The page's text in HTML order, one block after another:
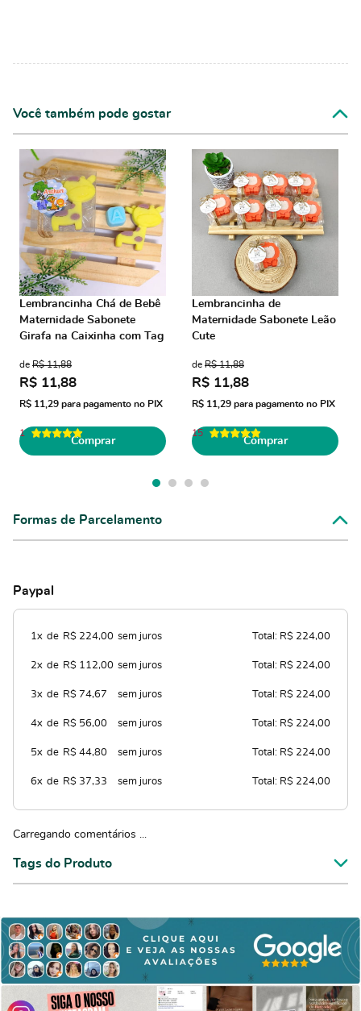
Você também pode gostar
Lembrancinha Chá de Bebê
Maternidade Sabonete
Girafa na Caixinha com Tag
1
de R$ 11,88
R$ 11,88
R$ 11,29 para pagamento no PIX
Comprar
Lembrancinha de
Maternidade Sabonete Leão
Cute
15
de R$ 11,88
R$ 11,88
R$ 11,29 para pagamento no PIX
Comprar
Formas de Parcelamento
Paypal
1x de R$ 224,00 sem juros Total: R$ 224,00
2x de R$ 112,00 sem juros Total: R$ 224,00
3x de R$ 74,67 sem juros Total: R$ 224,00
4x de R$ 56,00 sem juros Total: R$ 224,00
5x de R$ 44,80 sem juros Total: R$ 224,00
6x de R$ 37,33 sem juros Total: R$ 224,00
Carregando comentários ...
Tags do Produto